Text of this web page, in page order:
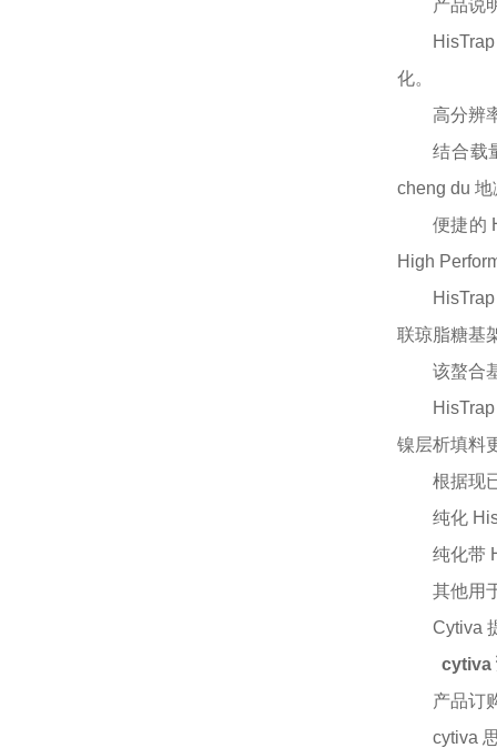
产品说
化。
高分辨
结合载
cheng du
便捷的
High
联琼脂糖基
该螯合
镍层析填料
根据现
纯化
纯化带
其他用
Cytiva
cytiva
产品订
cytiva